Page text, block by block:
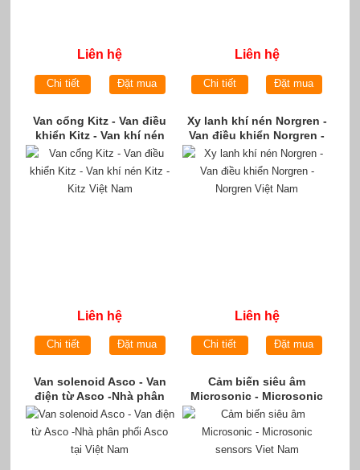
Liên hệ
Chi tiết Đặt mua
Liên hệ
Chi tiết Đặt mua
Van cổng Kitz - Van điều
khiển Kitz - Van khí nén
Kitz - Kitz Việt Nam
Liên hệ
Chi tiết Đặt mua
Xy lanh khí nén Norgren -
Van điều khiển Norgren -
Norgren Việt Nam
Liên hệ
Chi tiết Đặt mua
Van solenoid Asco - Van
điện từ Asco -Nhà phân
phối Asco tại Việt Nam
Cảm biến siêu âm
Microsonic - Microsonic
sensors Viet Nam